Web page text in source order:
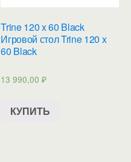
Trine 120 x 60 Black
Игровой стол Trine 120 x
60 Black
13 990,00₽
КУПИТЬ